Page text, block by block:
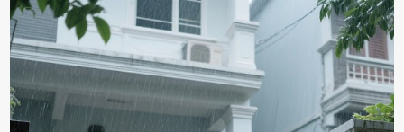
hảo, địa vị cao sang của ông Trần Quốc Tùng xem như điềm gở. Ông
Tùng, một doanh nhân quyền lực có tiếng ở Bình Dương, cùng vợ là
bà Đỗ Thị Nga, lập tức ra quyết định nhẫn tâm: bỏ lại đứa trẻ. Họ
viện cớ “không đủ khả năng nuôi dưỡng” và ký vào giấy từ chối
quyền giám hộ, yêu cầu bệnh viện xử lý bé như một trường hợp bị
bỏ rơi. Trong khi ấy, con gái ruột của họ – Trần Lệ Mi – vẫn đang